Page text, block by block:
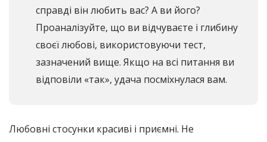
справді він любить вас? А ви його?
Проаналізуйте, що ви відчуваєте і глибину
своєї любові, використовуючи тест,
зазначений вище. Якщо на всі питання ви
відповіли «так», удача посміхнулася вам.
Любовні стосунки красиві і приємні. Не